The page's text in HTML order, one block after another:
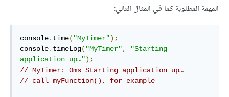
المهمة المطلوبة كما في المثال التالي:
console. time( "MyTimer");
console. timeLog( "MyTimer",
"Starting
application up…");
// MyTimer: 0ms Starting application up…
// call myFunction(), for example